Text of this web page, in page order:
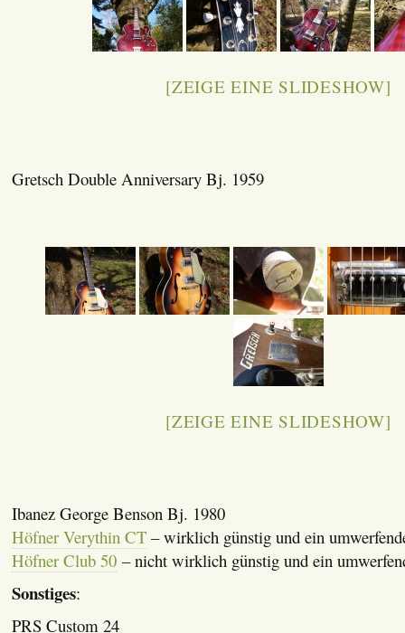
[ZEIGE EINE SLIDESHOW]
Gretsch Double Anniversary Bj. 1959
[ZEIGE EINE SLIDESHOW]
Ibanez George Benson Bj. 1980
Höfner Verythin CT– wirklich günstig und ein
Höfner Club 50– nicht wirklich günstig und ein
Sonstiges:
PRS Custom 24